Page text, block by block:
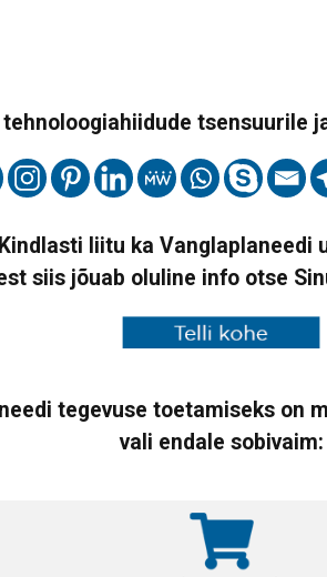
tehnoloogiahiidude tsensuurile
Kindlasti liitu ka Vanglaplaneedi
siis jõuab oluline info otse
tegevuse toetamiseks on
vali endale sobivaim: